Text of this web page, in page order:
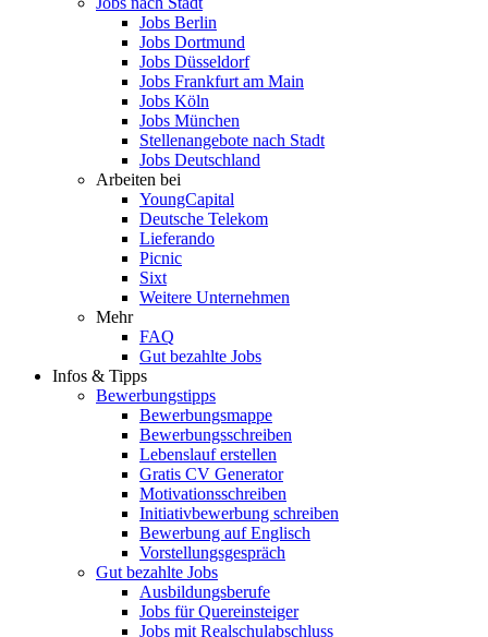
Jobs Berlin
Jobs Dortmund
Jobs Düsseldorf
Jobs Frankfurt am Main
Jobs Köln
Jobs München
Stellenangebote nach Stadt
Jobs Deutschland
Arbeiten bei
YoungCapital
Deutsche Telekom
Lieferando
Picnic
Sixt
Weitere Unternehmen
Mehr
FAQ
Gut bezahlte Jobs
Infos & Tipps
Bewerbungstipps
Bewerbungsmappe
Bewerbungsschreiben
Lebenslauf erstellen
Gratis CV Generator
Motivationsschreiben
Initiativbewerbung schreiben
Bewerbung auf Englisch
Vorstellungsgespräch
Gut bezahlte Jobs
Ausbildungsberufe
Jobs für Quereinsteiger
Jobs mit Realschulabschluss